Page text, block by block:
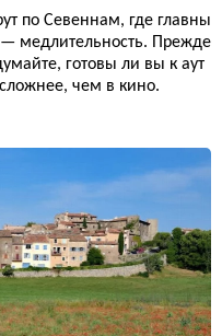
по Севеннам, где главны
медлительность. Прежде
готовы ли вы к аут
чем в кино.